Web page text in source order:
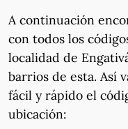
A continuación
con todos los
localidad de
barrios de esta. Así
fácil y rápido el
ubicación: